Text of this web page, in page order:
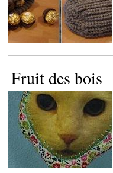
Fruit des bois